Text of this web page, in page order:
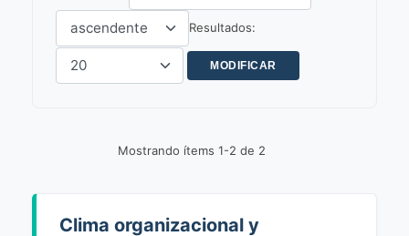
Resultados:
Mostrando ítems 1-2 de 2
Clima organizacional y